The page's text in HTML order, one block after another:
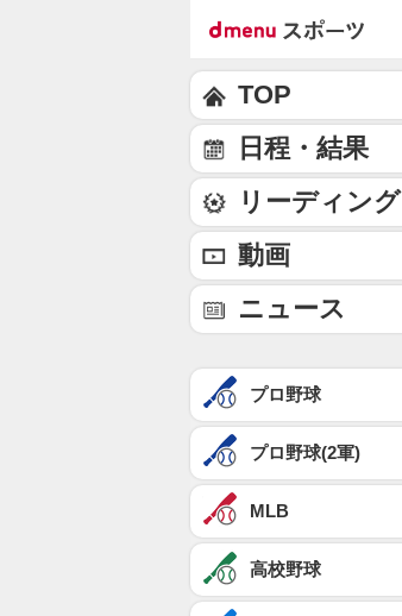
TOP
日程・結果
リーディング
動画
ニュース
プロ野球
プロ野球(2軍)
MLB
高校野球